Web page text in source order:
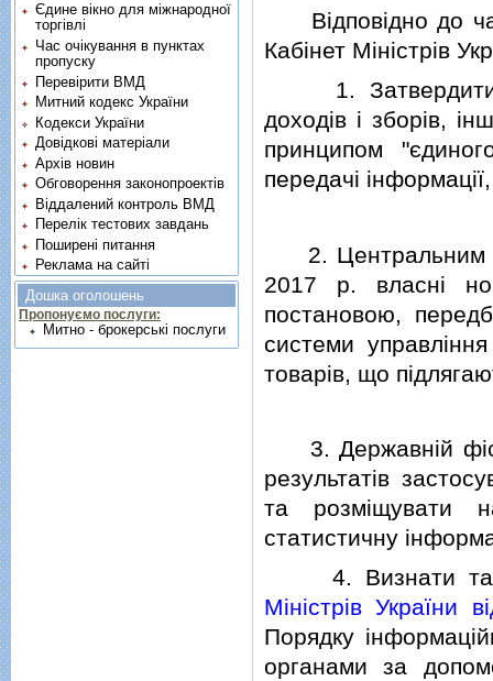
Вiдповiдно до
Кабiнет Мiнiстрiв
1. Затвердити
доходiв i зборiв,
принципом
передачi
2. Центральним
2017 р. власнi
постановою,
системи
товарiв, що
3. Державнiй
результатiв
та розмiщувати
статистичну
4. Визнати
Мiнiстрiв України
Порядку
органами за
Єдине вікно для міжнародної
торгівлі
Час очікування в пунктах
пропуску
Перевірити ВМД
Митний кодекс України
Кодекси України
Довідкові матеріали
Архів новин
Обговорення законопроектів
Віддалений контроль ВМД
Перелік тестових завдань
Поширені питання
Реклама на сайті
Дошка оголошень
Пропонуємо послуги:
Митно - брокерські послуги